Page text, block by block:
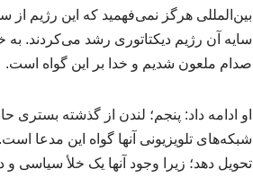
بین‌المللی هرگز نمی‌فهمید که این رژیم
سایه آن رژیم دیکتاتوری رشد می‌کردند.
صدام ملعون شدیم و خدا بر این گواه است.
او ادامه داد: پنجم؛ لندن از گذشته
شبکه‌های تلویزیونی آنها گواه این مدعا
تحویل دهد؛ زیرا وجود آنها یک خلأ سیاسی و